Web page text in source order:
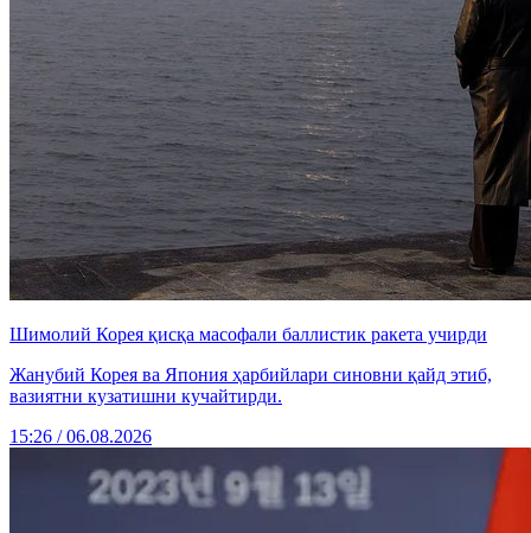
Шимолий Корея қисқа масофали баллистик ракета учирди
Жанубий Корея ва Япония ҳарбийлари синовни қайд этиб,
вазиятни кузатишни кучайтирди.
15:26 / 06.08.2026